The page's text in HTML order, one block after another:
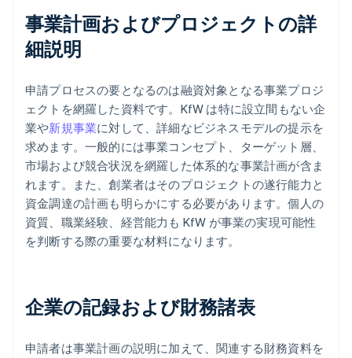
事業計画およびプロジェクトの詳
細説明
申請プロセスの要となるのは融資対象となる事業プロジ
ェクトを網羅した資料です。KfW は特に設立間もない企
業や新規事業に対して、詳細なビジネスモデルの提示を
求めます。一般的には事業コンセプト、ターゲット層、
市場および競合状況を網羅した体系的な事業計画が含ま
れます。また、創業者はそのプロジェクトの遂行能力と
資金調達の計画も明らかにする必要があります。個人の
資質、職業経験、経営能力も KfW が事業の実現可能性
を判断する際の重要な材料になります。
企業の記録および財務諸表
申請者は事業計画の説明に加えて、関連する財務資料を